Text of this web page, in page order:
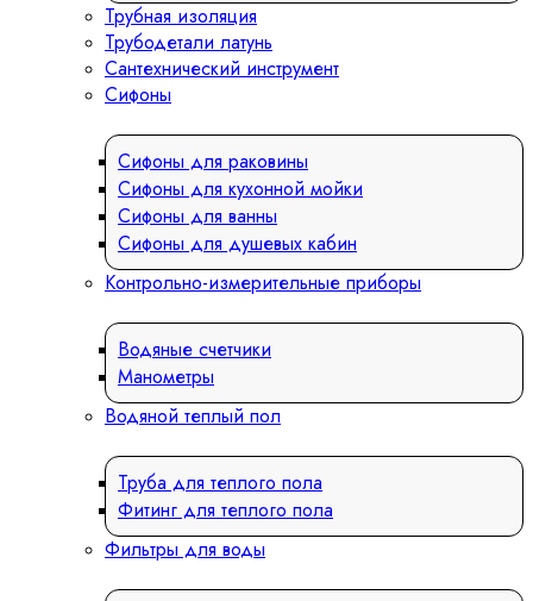
Трубная изоляция
Трубодетали латунь
Сантехнический инструмент
Сифоны
Сифоны для раковины
Сифоны для кухонной мойки
Сифоны для ванны
Сифоны для душевых кабин
Контрольно-измерительные приборы
Водяные счетчики
Манометры
Водяной теплый пол
Труба для теплого пола
Фитинг для теплого пола
Фильтры для воды